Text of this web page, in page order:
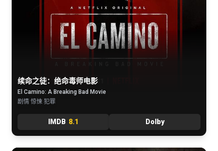
续命之徒：绝命毒师电影
El Camino: A Breaking Bad Movie
剧情 惊悚 犯罪
IMDB 8.1 Dolby